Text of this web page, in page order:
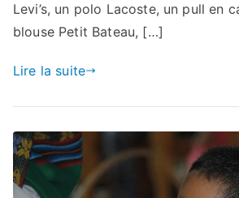
Levi’s, un polo Lacoste, un pull en
blouse Petit Bateau, […]
Lire la suite